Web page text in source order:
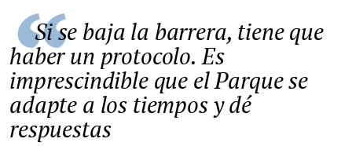
Si se baja la barrera, tiene que
haber un protocolo. Es
imprescindible que el Parque se
adapte a los tiempos y dé
respuestas